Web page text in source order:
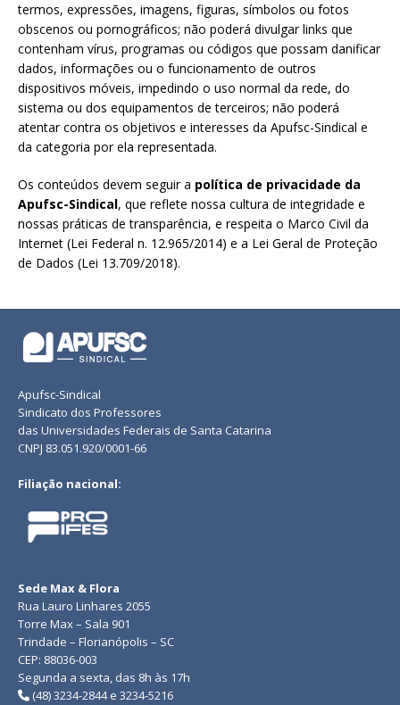
termos, expressões, imagens, figuras, símbolos ou fotos
obscenos ou pornográficos; não poderá divulgar links que
contenham vírus, programas ou códigos que possam danificar
dados, informações ou o funcionamento de outros
dispositivos móveis, impedindo o uso normal da rede, do
sistema ou dos equipamentos de terceiros; não poderá
atentar contra os objetivos e interesses da Apufsc-Sindical e
da categoria por ela representada.
Os conteúdos devem seguir a política de privacidade da
Apufsc-Sindical, que reflete nossa cultura de integridade e
nossas práticas de transparência, e respeita o Marco Civil da
Internet (Lei Federal n. 12.965/2014) e a Lei Geral de Proteção
de Dados (Lei 13.709/2018).
Apufsc-Sindical
Sindicato dos Professores
das Universidades Federais de Santa Catarina
CNPJ 83.051.920/0001-66
Filiação nacional:
Sede Max & Flora
Rua Lauro Linhares 2055
Torre Max – Sala 901
Trindade – Florianópolis – SC
CEP: 88036-003
Segunda a sexta, das 8h às 17h
(48) 3234-2844 e 3234-5216